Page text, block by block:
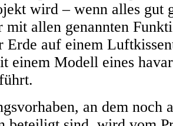
wird – wenn alles gut
mit allen genannten
Erde auf einem
einem Modell eines
an dem noch